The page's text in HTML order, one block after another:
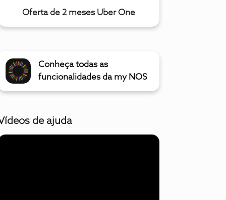
Oferta de 2 meses Uber One
Conheça todas as
funcionalidades da my NOS
de ajuda